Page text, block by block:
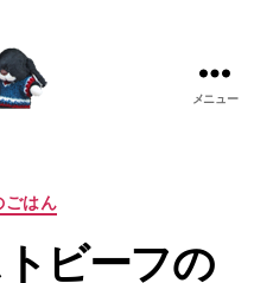
メニュー
ごはん
ビーフの